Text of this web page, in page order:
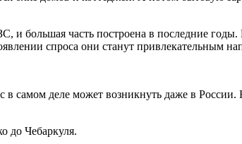
и большая часть построена в последние
спроса они станут привлекательным
в самом деле может возникнуть даже в России.
до Чебаркуля.